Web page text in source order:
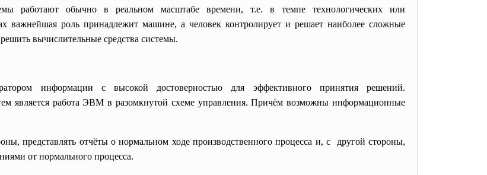
работают обычно в реальном масштабе времени, т.е. в темпе технологических или
важнейшая роль принадлежит машине, а человек контролирует и решает наиболее сложные
вычислительные средства системы.
информации с высокой достоверностью для эффективного принятия решений.
является работа ЭВМ в разомкнутой схеме управления. Причём возможны информационные
представлять отчёты о нормальном ходе производственного процесса и, с другой стороны,
от нормального процесса.